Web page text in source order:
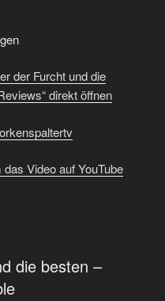
der Furcht und die
direkt öffnen
Video auf YouTube
die besten –